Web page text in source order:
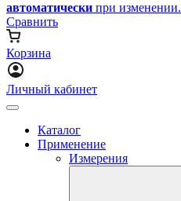
автоматически при изменении.
Сравнить
Корзина
Личный кабинет
Каталог
Применение
Измерения